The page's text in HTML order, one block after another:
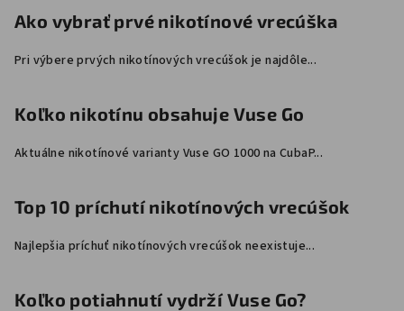
Ako vybrať prvé nikotínové vrecúška
Pri výbere prvých nikotínových vrecúšok je najdôle...
Koľko nikotínu obsahuje Vuse Go
Aktuálne nikotínové varianty Vuse GO 1000 na CubaP...
Top 10 príchutí nikotínových vrecúšok
Najlepšia príchuť nikotínových vrecúšok neexistuje...
Koľko potiahnutí vydrží Vuse Go?